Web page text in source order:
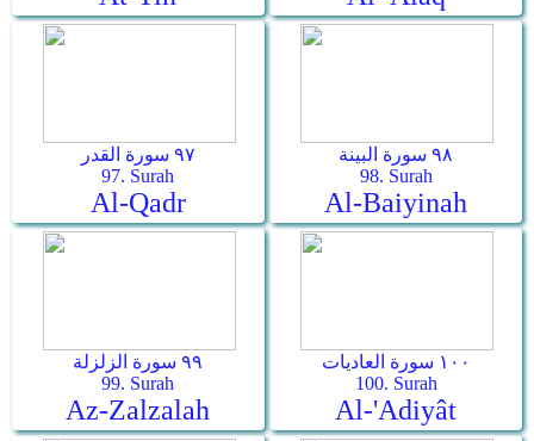
٩٧ سورة القدر
97. Surah
Al-Qadr
٩٨ سورة البينة
98. Surah
Al-Baiyinah
٩٩ سورة الزلزلة
99. Surah
Az-Zalzalah
١٠٠ سورة العاديات
100. Surah
Al-'Adiyât